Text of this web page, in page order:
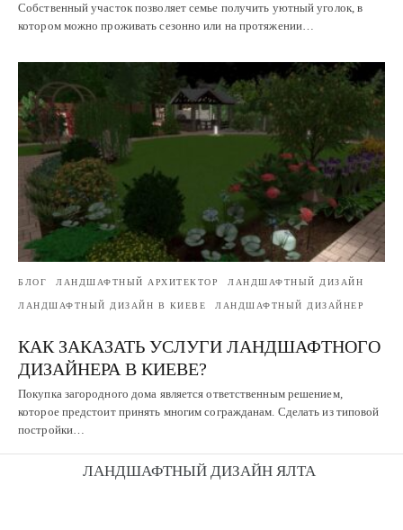
Собственный участок позволяет семье получить уютный уголок, в
котором можно проживать сезонно или на протяжении…
БЛОГ ЛАНДШАФТНЫЙ АРХИТЕКТОР ЛАНДШАФТНЫЙ ДИЗАЙН
ЛАНДШАФТНЫЙ ДИЗАЙН В КИЕВЕ ЛАНДШАФТНЫЙ ДИЗАЙНЕР
КАК ЗАКАЗАТЬ УСЛУГИ ЛАНДШАФТНОГО
ДИЗАЙНЕРА В КИЕВЕ?
Покупка загородного дома является ответственным решением,
которое предстоит принять многим согражданам. Сделать из типовой
постройки…
ЛАНДШАФТНЫЙ ДИЗАЙН ЯЛТА